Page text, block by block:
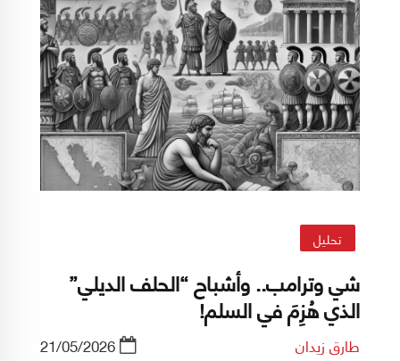
تحليل
شي وترامب.. وأشباح “الحلف الديلي”
الذي هُزِمَ في السلم!
طارق زيدان 21/05/2026